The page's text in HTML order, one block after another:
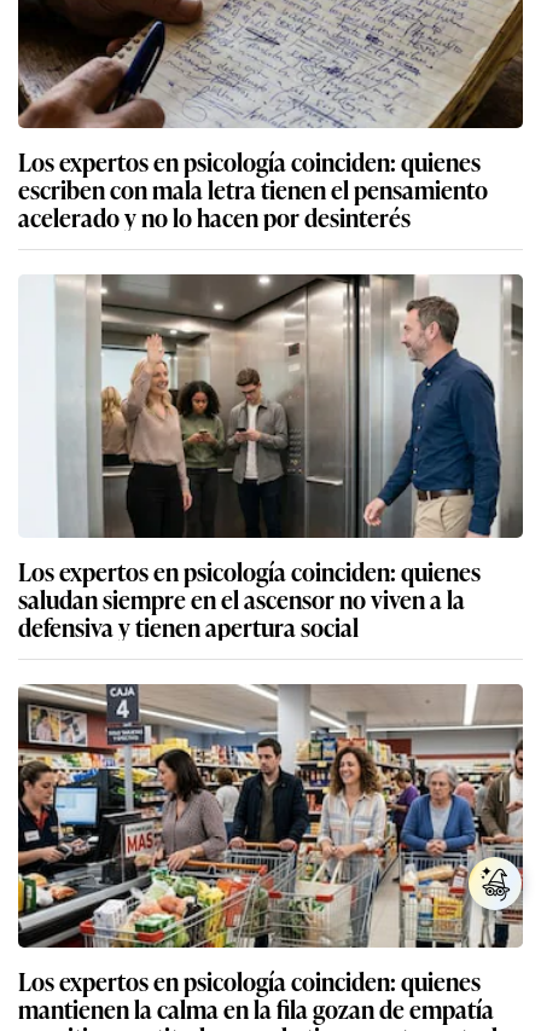
Los expertos en psicología coinciden: quienes
escriben con mala letra tienen el pensamiento
acelerado y no lo hacen por desinterés
Los expertos en psicología coinciden: quienes
saludan siempre en el ascensor no viven a la
defensiva y tienen apertura social
Los expertos en psicología coinciden: quienes
mantienen la calma en la fila gozan de empatía